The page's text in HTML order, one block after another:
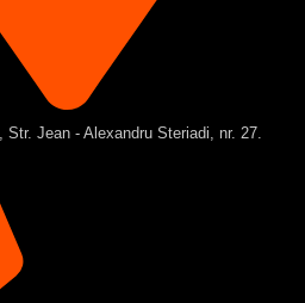
Str. Jean - Alexandru Steriadi, nr. 27.